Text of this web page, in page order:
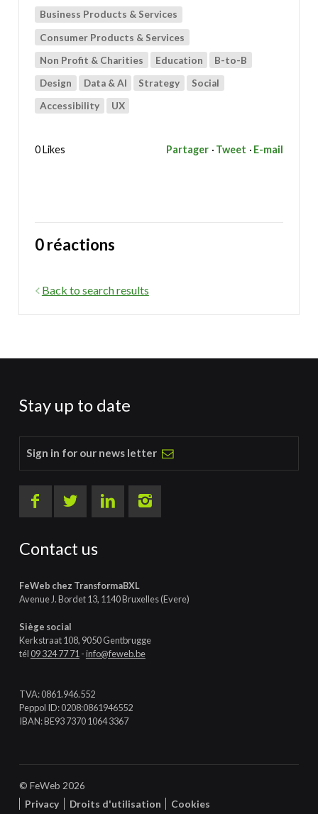
Business Products & Services
Consumer Products & Services
Non Profit & Charities Education B-to-B
Design Data & AI Strategy Social
Accessibility UX
0 Likes Partager Tweet E-mail
0 réactions
Back to search results
Stay up to date
Sign in for our news letter
Contact us
FeWeb chez TransformaBXL
Avenue J. Bordet 13, 1140 Bruxelles (Evere)
Siège social
Kerkstraat 108, 9050 Gentbrugge
tél09 324 77 71-info@feweb.be
TVA: 0861.946.552
Peppol ID: 0208:0861946552
IBAN: BE93 7370 1064 3367
© FeWeb 2026
Privacy
Droits d'utilisation Cookies